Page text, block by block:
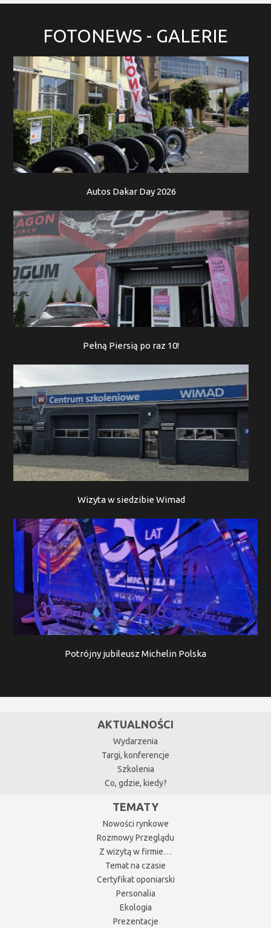
FOTONEWS - GALERIE
Autos Dakar Day 2026
Pełną Piersią po raz 10!
Wizyta w siedzibie Wimad
Potrójny jubileusz Michelin Polska
AKTUALNOŚCI
Wydarzenia
Targi, konferencje
Szkolenia
Co, gdzie, kiedy?
TEMATY
Nowości rynkowe
Rozmowy Przeglądu
Z wizytą w firmie…
Temat na czasie
Certyfikat oponiarski
Personalia
Ekologia
Prezentacje